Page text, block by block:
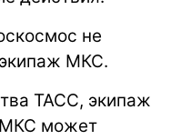
не
экипаж МКС.
ТАСС, экипаж
МКС может